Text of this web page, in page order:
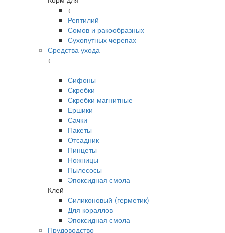
←
Рептилий
Сомов и ракообразных
Сухопутных черепах
Средства ухода
←
Сифоны
Скребки
Скребки магнитные
Ершики
Сачки
Пакеты
Отсадник
Пинцеты
Ножницы
Пылесосы
Эпоксидная смола
Клей
Силиконовый (герметик)
Для кораллов
Эпоксидная смола
Прудоводство